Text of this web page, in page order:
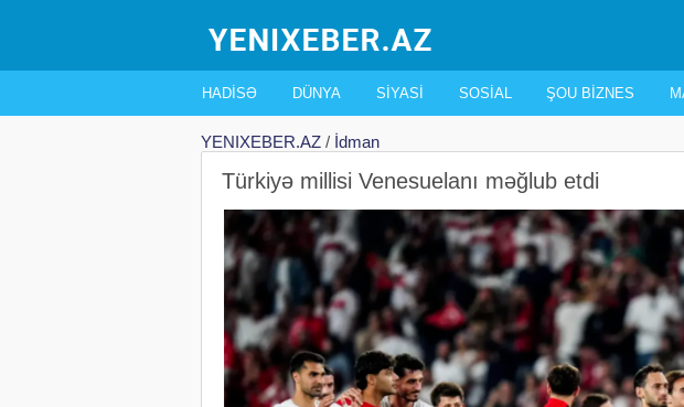
HADISƏ DÜNYA SIYASI SOSIAL ŞOU BIZNES
YENIXEBER.AZ / İdman
Türkiyə millisi Venesuelanı məğlub etdi